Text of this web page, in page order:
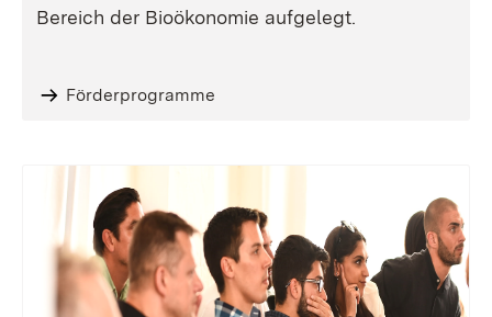
Bereich der Bioökonomie aufgelegt.
Förderprogramme